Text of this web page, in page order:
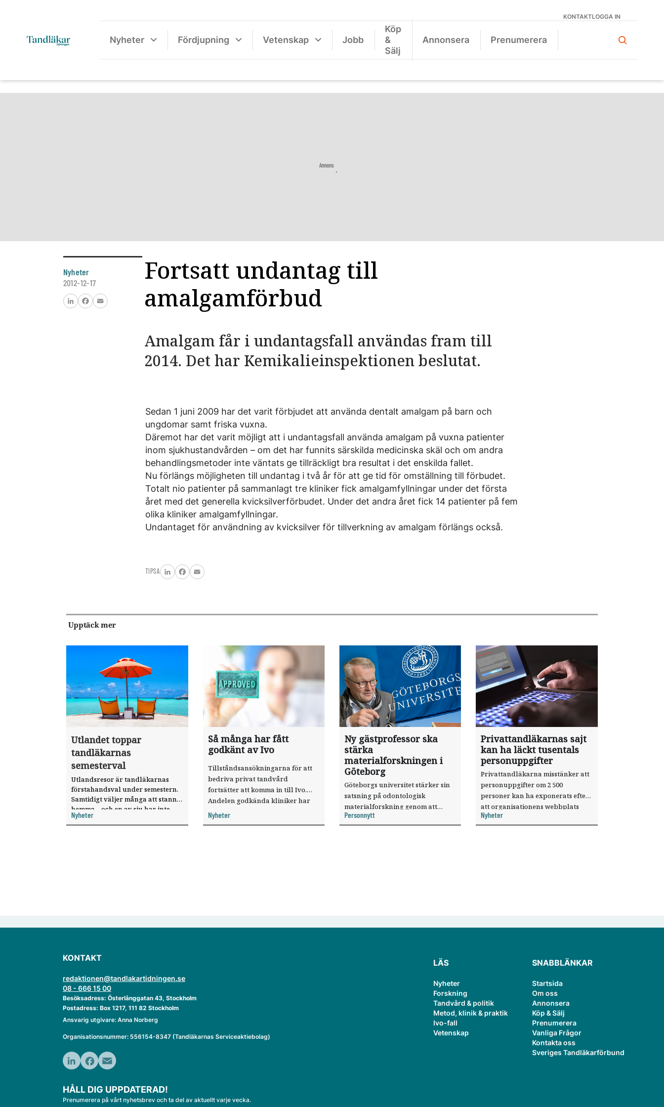
KONTAKTLOGGA IN
Nyheter Fördjupning Vetenskap Jobb
Köp
&
Sälj
Annonsera Prenumerera
Annons
Nyheter
2012-12-17
FacebookEmail
Fortsatt undantag till
amalgamförbud
Amalgam får i undantagsfall användas fram till
2014. Det har Kemikalieinspektionen beslutat.
Sedan 1 juni 2009 har det varit förbjudet att använda dentalt amalgam på barn och
ungdomar samt friska vuxna.
Däremot har det varit möjligt att i undantagsfall använda amalgam på vuxna patienter
inom sjukhustandvården – om det har funnits särskilda medicinska skäl och om andra
behandlingsmetoder inte väntats ge tillräckligt bra resultat i det enskilda fallet.
Nu förlängs möjligheten till undantag i två år för att ge tid för omställning till förbudet.
Totalt nio patienter på sammanlagt tre kliniker fick amalgamfyllningar under det första
året med det generella kvicksilverförbudet. Under det andra året fick 14 patienter på fem
olika kliniker amalgamfyllningar.
Undantaget för användning av kvicksilver för tillverkning av amalgam förlängs också.
TIPSA
LinkedInFacebook
Email
Upptäck mer
Utlandet toppar
tandläkarnas
semesterval
Utlandsresor är tandläkarnas
förstahandsval under semestern.
Samtidigt väljer många att stanna
hemma – och en av sju har inte
haft någon sommarledighet alls,
enligt "månadens fråga".
Nyheter
Så många har fått
godkänt av Ivo
Tillståndsansökningarna för att
bedriva privat tandvård
fortsätter att komma in till Ivo.
Andelen godkända kliniker har
ökat, visar nya siffror.
Nyheter
Ny gästprofessor ska
stärka
materialforskningen i
Göteborg
Göteborgs universitet stärker sin
satsning på odontologisk
materialforskning genom att
knyta forskaren Pekka Vallittu till
verksamheten som gästprofessor.
Personnytt
Privattandläkarnas sajt
kan ha läckt tusentals
personuppgifter
Privattandläkarna misstänker att
personuppgifter om 2 500
personer kan ha exponerats efter
att organisationens webbplats
utnyttjats genom en sårbarhet i ett
publiceringsverktyg.
Nyheter
KONTAKT
redaktionen@tandlakartidningen.se
08 - 666 15 00
Besöksadress: Österlånggatan 43, Stockholm
Postadress: Box 1217, 111 82 Stockholm
Ansvarig utgivare: Anna Norberg
Organisationsnummer: 556154-8347 (Tandläkarnas Serviceaktiebolag)
HÅLL DIG UPPDATERAD!
Prenumerera på vårt nyhetsbrev och ta del av aktuellt varje vecka.
LÄS
Nyheter
Forskning
Tandvård & politik
Metod, klinik & praktik
Ivo-fall
Vetenskap
SNABBLÄNKAR
Startsida
Om oss
Annonsera
Köp & Sälj
Prenumerera
Vanliga Frågor
Kontakta oss
Sveriges Tandläkarförbund